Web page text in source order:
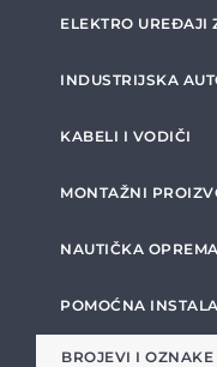
ELEKTRO UREĐAJI
INDUSTRIJSKA
KABELI I VODIČI
MONTAŽNI
NAUTIČKA OPREMA
POMOĆNA
BROJEVI I